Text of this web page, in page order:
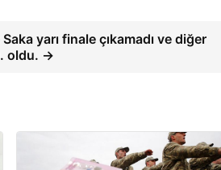
yarı finale çıkamadı ve diğer
oldu. →